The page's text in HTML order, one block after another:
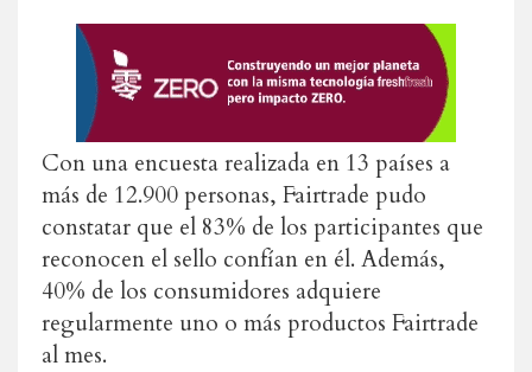
Con una encuesta realizada en 13 países a
más de 12.900 personas, Fairtrade pudo
constatar que el 83% de los participantes que
reconocen el sello confían en él. Además,
40% de los consumidores adquiere
regularmente uno o más productos Fairtrade
al mes.